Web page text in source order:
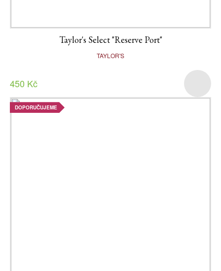
Taylor's Select "Reserve Port"
TAYLOR'S
450 Kč
DOPORUČUJEME